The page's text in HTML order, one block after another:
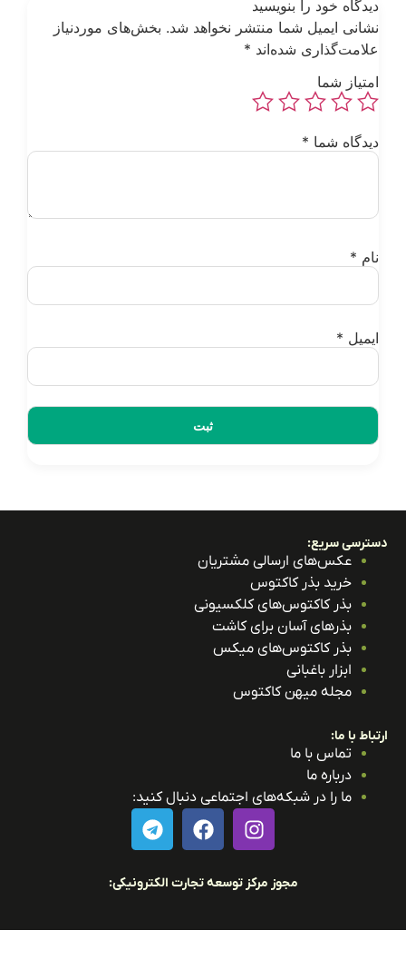
خود را بنویسید
ایمیل شما منتشر نخواهد شد. بخش‌های موردنیاز
شده‌اند*
شما
شما *
*
سریع:
عکس‌های ارسالی مشتریان
خرید بذر کاکتوس
بذر کاکتوس‌های کلکسیونی
بذرهای آسان برای کاشت
بذر کاکتوس‌های میکس
ابزار باغبانی
مجله میهن کاکتوس
با ما:
تماس با ما
درباره ما
ما را در شبکه‌های اجتماعی دنبال کنید:
مجوز مرکز توسعه تجارت الکترونیکی: